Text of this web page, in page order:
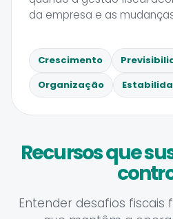
da empresa e as
Crescimento
Organização
Recursos que
Entender desafios fiscais